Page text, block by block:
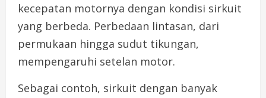
kecepatan motornya dengan kondisi sirkuit
yang berbeda. Perbedaan lintasan, dari
permukaan hingga sudut tikungan,
mempengaruhi setelan motor.
Sebagai contoh, sirkuit dengan banyak